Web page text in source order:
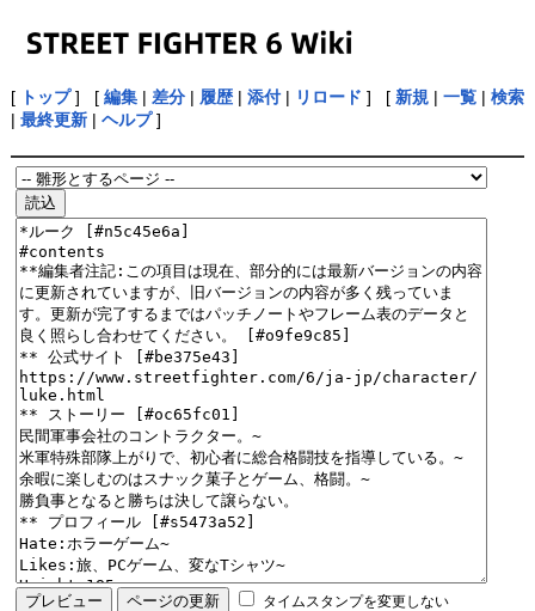
[ トップ] [ 編集| 差分| 履歴| 添付| リロード ] [ 新規| 一覧| 検索
| 最終更新| ヘルプ]
タイムスタンプを変更しない